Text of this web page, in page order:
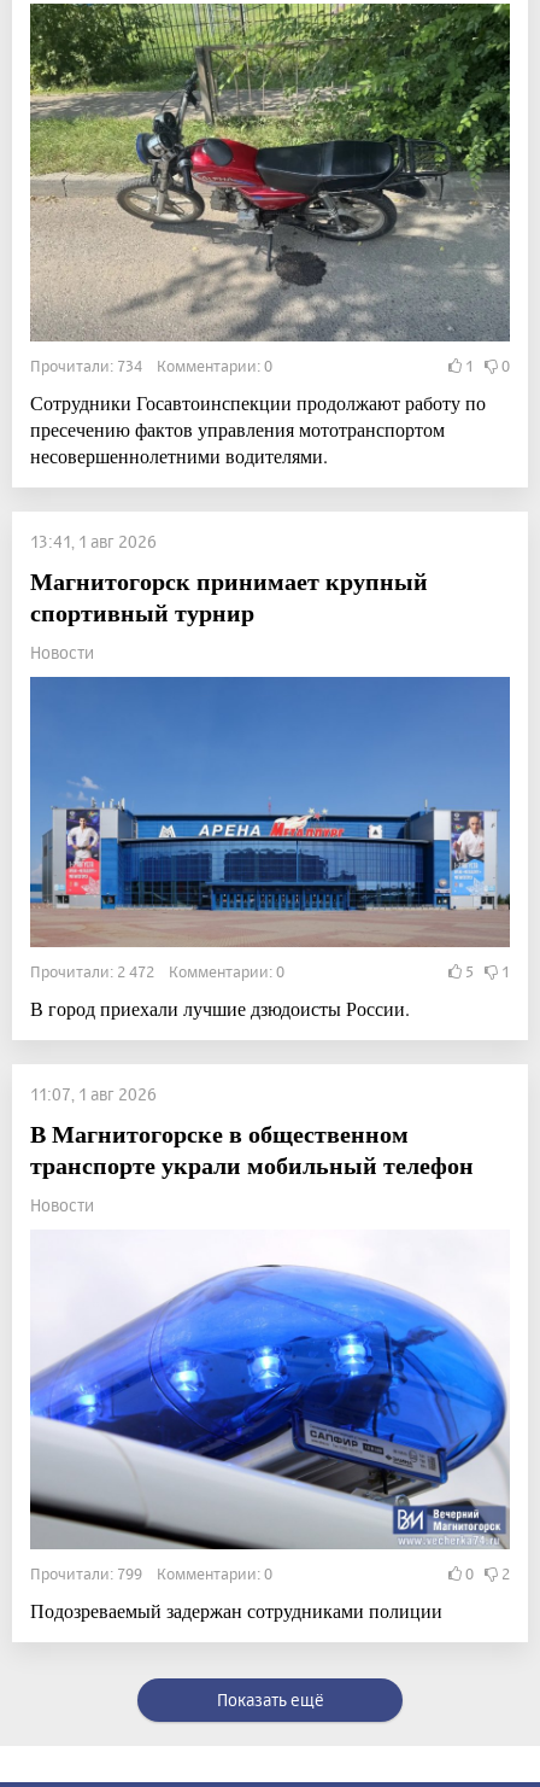
Прочитали: 734 Комментарии: 0 1 0
Сотрудники Госавтоинспекции продолжают работу по
пресечению фактов управления мототранспортом
несовершеннолетними водителями.
13:41, 1 авг 2026
Магнитогорск принимает крупный
спортивный турнир
Новости
Прочитали: 2 472 Комментарии: 0 5 1
В город приехали лучшие дзюдоисты России.
11:07, 1 авг 2026
В Магнитогорске в общественном
транспорте украли мобильный телефон
Новости
Прочитали: 799 Комментарии: 0 0 2
Подозреваемый задержан сотрудниками полиции
Показать ещё